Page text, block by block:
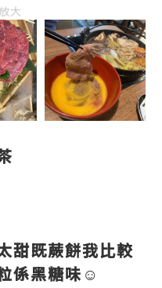
大
甜既蕨餅我比較
係黑糖味 ☺️